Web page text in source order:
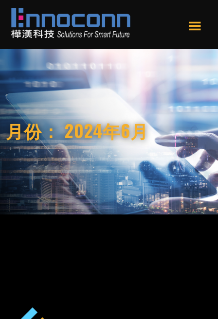
跳
轉
到
主
要
跳
轉
到
頁
尾
樺
技
Ennoconn
Ennoconn
Corp.
樺
漢
科
技
u
月份：2024年6月